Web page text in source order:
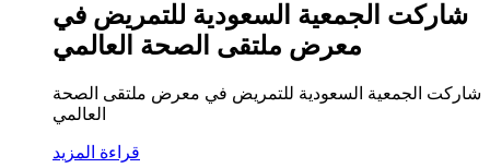
شاركت الجمعية السعودية للتمريض في
معرض ملتقى الصحة العالمي
شاركت الجمعية السعودية للتمريض في معرض ملتقى الصحة
العالمي
قراءة المزيد